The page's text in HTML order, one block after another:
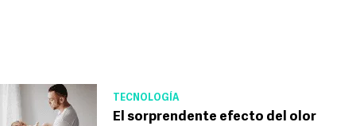
TECNOLOGÍA
El sorprendente efecto del olor